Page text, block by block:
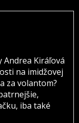
Andrea Kiráľová
na imidžovej
za volantom?
iba také